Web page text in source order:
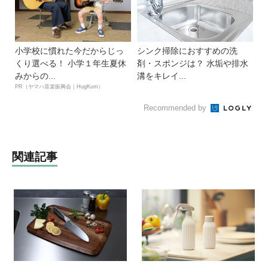
小学校に慣れた今だからじっ
くり選べる！ 小学１年生夏休
みからの...
PR（ヤマハ音楽振興会｜HugKum）
シンク掃除におすすめの洗
剤・スポンジは？ 水垢や排水
溝をキレイ...
Recommended by
関連記事